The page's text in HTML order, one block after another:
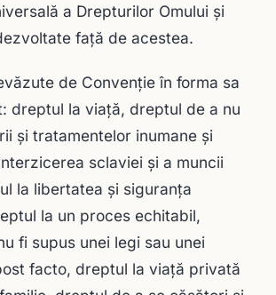
a Drepturilor Omului și
față de acestea.
de Convenție în forma sa
dreptul la viață, dreptul de a nu
și tratamentelor inumane și
sclaviei și a muncii
la libertatea și siguranța
la un proces echitabil,
fi supus unei legi sau unei
facto, dreptul la viață privată